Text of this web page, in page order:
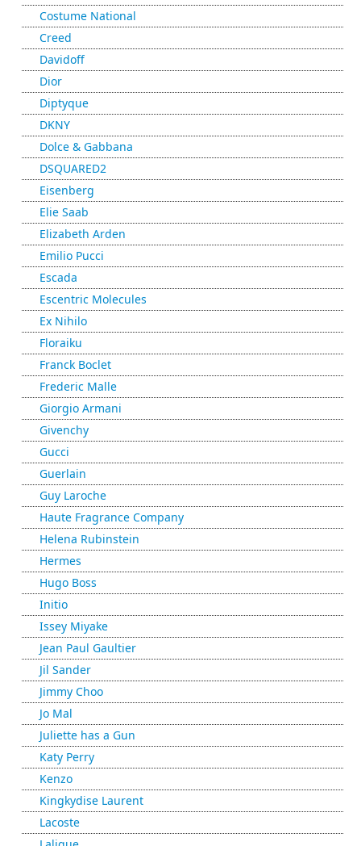
Costume National
Creed
Davidoff
Dior
Diptyque
DKNY
Dolce & Gabbana
DSQUARED2
Eisenberg
Elie Saab
Elizabeth Arden
Emilio Pucci
Escada
Escentric Molecules
Ex Nihilo
Floraiku
Franck Boclet
Frederic Malle
Giorgio Armani
Givenchy
Gucci
Guerlain
Guy Laroche
Haute Fragrance Company
Helena Rubinstein
Hermes
Hugo Boss
Initio
Issey Miyake
Jean Paul Gaultier
Jil Sander
Jimmy Choo
Jo Mal
Juliette has a Gun
Katy Perry
Kenzo
Kingkydise Laurent
Lacoste